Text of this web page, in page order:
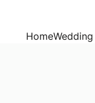
Home